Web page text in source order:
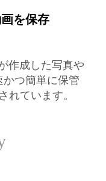
を保存
作成した写真や
つ簡単に保管
れています。